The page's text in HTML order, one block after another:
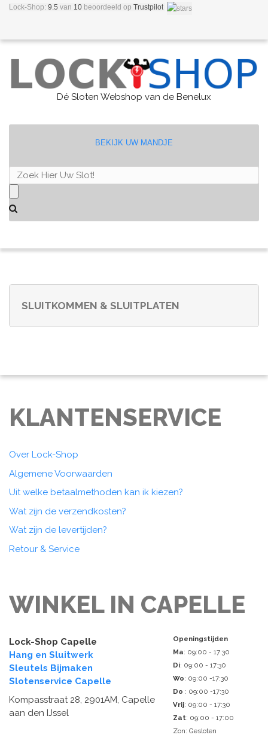
Lock-Shop: 9.5 van 10 beoordeeld op Trustpilot
Dé Sloten Webshop van de Benelux
BEKIJK UW MANDJE
SLUITKOMMEN & SLUITPLATEN
KLANTENSERVICE
Over Lock-Shop
Algemene Voorwaarden
Uit welke betaalmethoden kan ik kiezen?
Wat zijn de verzendkosten?
Wat zijn de levertijden?
Retour & Service
WINKEL IN CAPELLE
Lock-Shop Capelle
Hang en Sluitwerk
Sleutels Bijmaken
Slotenservice Capelle
Kompasstraat 28, 2901AM, Capelle
aan den IJssel
Openingstijden
Ma: 09:00 - 17:30
Di: 09:00 - 17:30
Wo: 09:00 -17:30
Do : 09:00 -17:30
Vrij: 09:00 - 17:30
Zat: 09:00 - 17:00
Zon: Gesloten